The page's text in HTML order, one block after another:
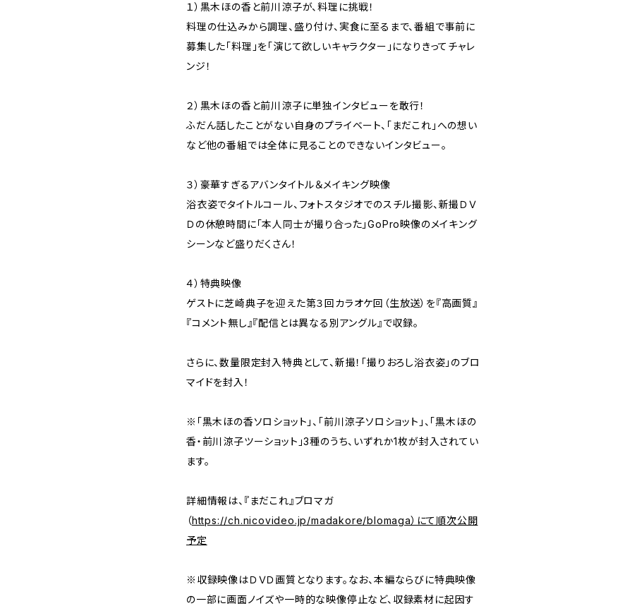
１）黒木ほの香と前川涼子が、料理に挑戦！
料理の仕込みから調理、盛り付け、実食に至るまで、番組で事前に
募集した「料理」を「演じて欲しいキャラクター」になりきってチャレ
ンジ！
２）黒木ほの香と前川涼子に単独インタビューを敢行！
ふだん話したことがない自身のプライベート、「まだこれ」への想い
など他の番組では全体に見ることのできないインタビュー。
３）豪華すぎるアバンタイトル＆メイキング映像
浴衣姿でタイトルコール、フォトスタジオでのスチル撮影、新撮ＤＶ
Ｄの休憩時間に「本人同士が撮り合った」GoPro映像のメイキング
シーンなど盛りだくさん！
４）特典映像
ゲストに芝崎典子を迎えた第３回カラオケ回（生放送）を『高画質』
『コメント無し』『配信とは異なる別アングル』で収録。
さらに、数量限定封入特典として、新撮！「撮りおろし浴衣姿」のブロ
マイドを封入！
※「黒木ほの香ソロショット」、「前川涼子ソロショット」、「黒木ほの
香・前川涼子ツーショット」3種のうち、いずれか1枚が封入されてい
ます。
詳細情報は、『まだこれ』ブロマガ
（https://ch.nicovideo.jp/madakore/blomaga）にて順次公開
予定
※収録映像はＤＶＤ画質となります。なお、本編ならびに特典映像
の一部に画面ノイズや一時的な映像停止など、収録素材に起因す